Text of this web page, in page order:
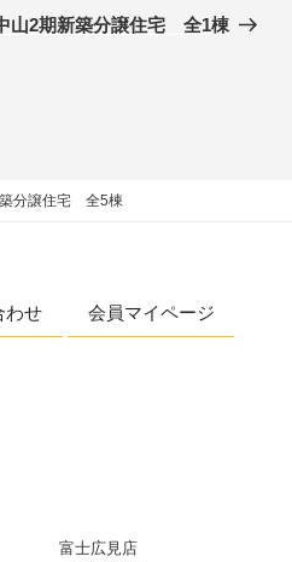
山2期新築分譲住宅 全1棟
分譲住宅 全5棟
わせ 会員マイページ
富士広見店